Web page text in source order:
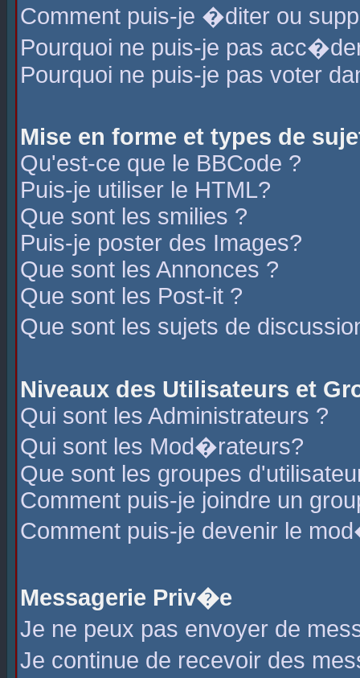
Comment puis-je �diter ou
Pourquoi ne puis-je pas
Pourquoi ne puis-je pas voter
Mise en forme et types de
Qu'est-ce que le BBCode ?
Puis-je utiliser le HTML?
Que sont les smilies ?
Puis-je poster des Images?
Que sont les Annonces ?
Que sont les Post-it ?
Que sont les sujets de
Niveaux des Utilisateurs et
Qui sont les Administrateurs ?
Qui sont les Mod�rateurs?
Que sont les groupes
Comment puis-je joindre un
Comment puis-je devenir le
Messagerie Priv�e
Je ne peux pas envoyer de
Je continue de recevoir des